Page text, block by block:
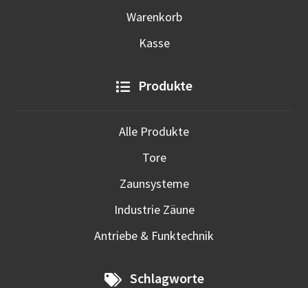
Warenkorb
Kasse
Produkte
Alle Produkte
Tore
Zaunsysteme
Industrie Zäune
Antriebe & Funktechnik
Schlagworte